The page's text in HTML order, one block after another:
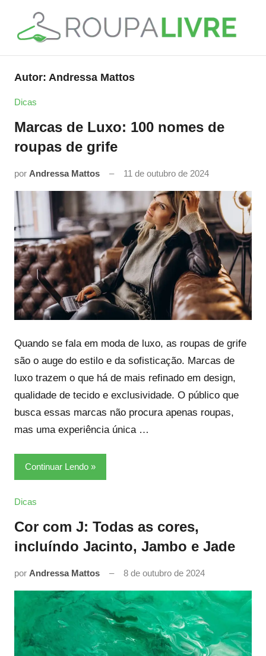
conteúdo
Roupa
Livre
e
Autor: Andressa Mattos
Dicas
Marcas de Luxo: 100 nomes de
roupas de grife
por Andressa Mattos 11 de outubro de 2024
Quando se fala em moda de luxo, as roupas de grife
são o auge do estilo e da sofisticação. Marcas de
luxo trazem o que há de mais refinado em design,
qualidade de tecido e exclusividade. O público que
busca essas marcas não procura apenas roupas,
mas uma experiência única …
Continuar Lendo
Dicas
Cor com J: Todas as cores,
incluíndo Jacinto, Jambo e Jade
por Andressa Mattos 8 de outubro de 2024